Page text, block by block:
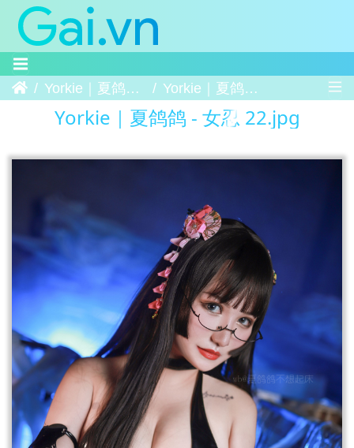
Trang chủYorkie｜夏鸽鸽 - 女忍 Yorkie｜夏鸽鸽 - 女忍 22
Yorkie｜夏鸽鸽 - 女忍 22.jpg